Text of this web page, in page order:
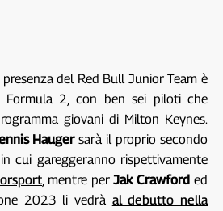
del Red Bull Junior Team è
Formula 2, con ben sei piloti che
giovani di Milton Keynes.
Haugersarà il proprio secondo
cui gareggeranno rispettivamente
, mentre perJak Crawford ed
2023 li vedrà al debutto nella